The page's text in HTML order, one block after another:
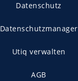
Datenschutz
Datenschutzmanager
Utiq verwalten
AGB